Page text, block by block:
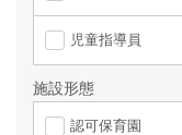
児童指導員
施設形態
認可保育園